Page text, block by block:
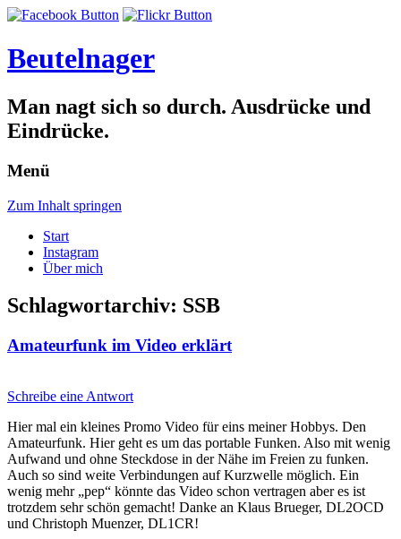
Beutelnager
Man nagt sich so durch. Ausdrücke und
Eindrücke.
Menü
Zum Inhalt springen
Start
Instagram
Über mich
Schlagwortarchiv: SSB
Amateurfunk im Video erklärt
Schreibe eine Antwort
Hier mal ein kleines Promo Video für eins meiner Hobbys. Den
Amateurfunk. Hier geht es um das portable Funken. Also mit wenig
Aufwand und ohne Steckdose in der Nähe im Freien zu funken.
Auch so sind weite Verbindungen auf Kurzwelle möglich. Ein
wenig mehr „pep“ könnte das Video schon vertragen aber es ist
trotzdem sehr schön gemacht! Danke an Klaus Brueger, DL2OCD
und Christoph Muenzer, DL1CR!